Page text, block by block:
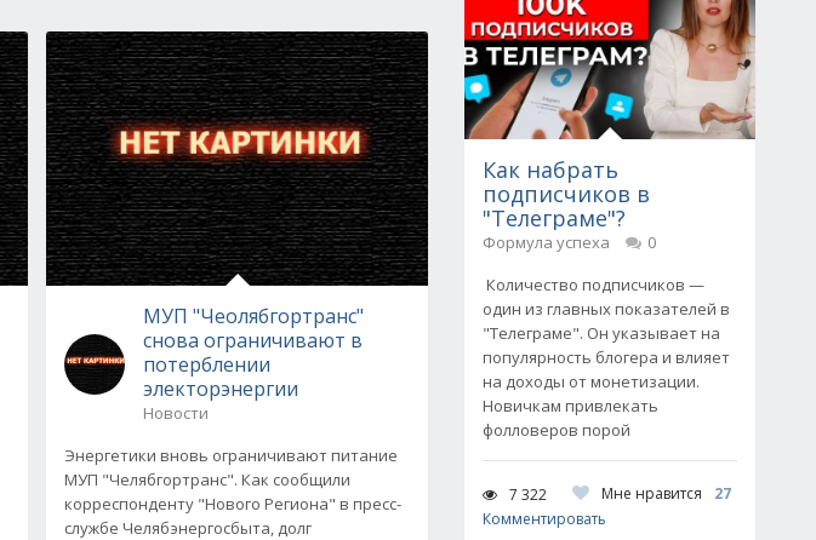
МУП "Чеолябгортранс"
снова ограничивают в
потерблении
электорэнергии
Новости
Энергетики вновь ограничивают питание
МУП "Челябгортранс". Как сообщили
корреспонденту "Нового Региона" в пресс-
службе Челябэнергосбыта, долг
Как набрать
подписчиков в
"Телеграме"?
Формула успеха
0
Количество подписчиков —
один из главных показателей в
"Телеграме". Он указывает на
популярность блогера и влияет
на доходы от монетизации.
Новичкам привлекать
фолловеров порой
7 322 Мне нравится
27
Комментировать